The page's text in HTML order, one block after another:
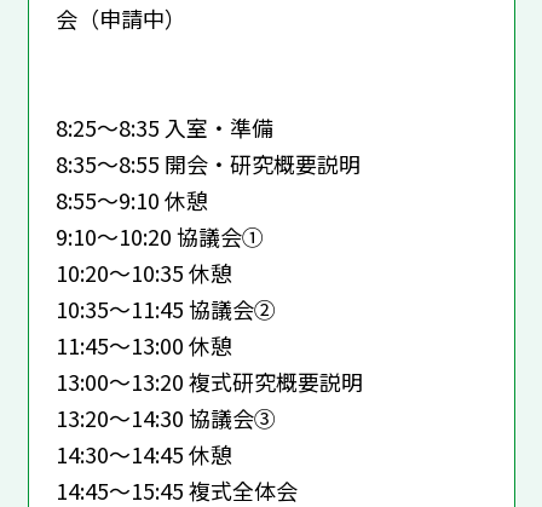
会（申請中）
8:25～8:35 入室・準備
8:35～8:55 開会・研究概要説明
8:55～9:10 休憩
9:10～10:20 協議会①
10:20～10:35 休憩
10:35～11:45 協議会②
11:45～13:00 休憩
13:00～13:20 複式研究概要説明
13:20～14:30 協議会③
14:30～14:45 休憩
14:45～15:45 複式全体会